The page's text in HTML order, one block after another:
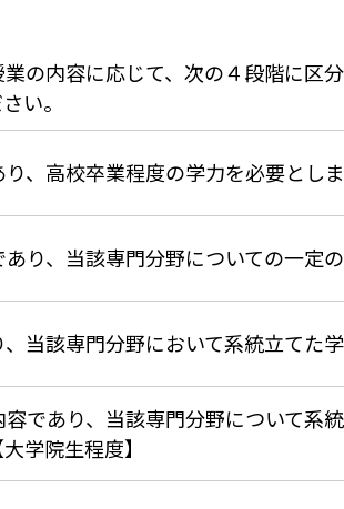
の内容に応じて、次の４段階に区分
い。
、高校卒業程度の学力を必要とし
り、当該専門分野についての一定
当該専門分野において系統立てた
であり、当該専門分野について系
学院生程度】